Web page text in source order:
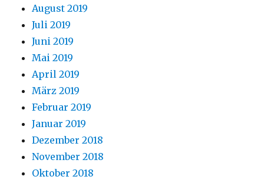
August 2019
Juli 2019
Juni 2019
Mai 2019
April 2019
März 2019
Februar 2019
Januar 2019
Dezember 2018
November 2018
Oktober 2018